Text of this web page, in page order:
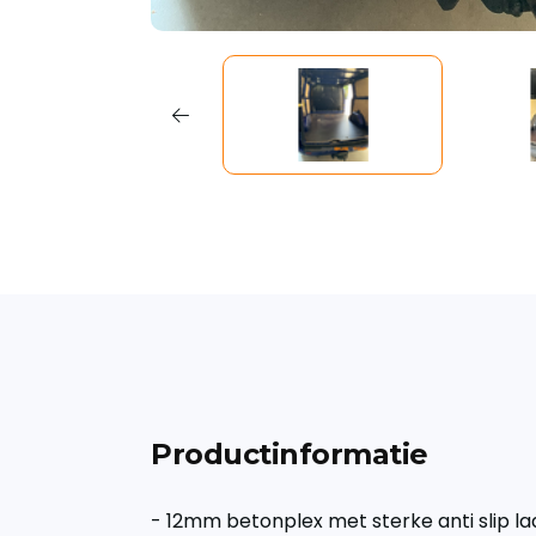
Productinformatie
- 12mm betonplex met sterke anti slip